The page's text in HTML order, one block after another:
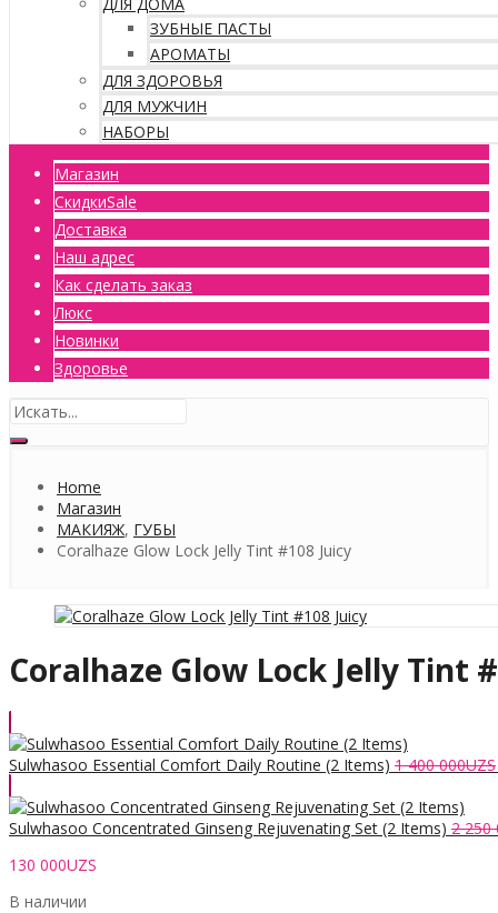
ЗУБНЫЕ ПАСТЫ
АРОМАТЫ
ДЛЯ ЗДОРОВЬЯ
ДЛЯ МУЖЧИН
НАБОРЫ
Магазин
СкидкиSale
Доставка
Наш адрес
Как сделать заказ
Люкс
Новинки
Здоровье
Home
Магазин
МАКИЯЖ, ГУБЫ
Coralhaze Glow Lock Jelly Tint #108 Juicy
Coralhaze Glow Lock Jelly Tint
Sulwhasoo Essential Comfort Daily Routine (2 Items) 1 400 000UZS
Sulwhasoo Concentrated Ginseng Rejuvenating Set (2 Items) 2 250
130 000UZS
В наличии